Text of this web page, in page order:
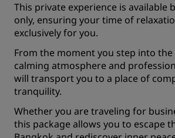
This private experience is available
only, ensuring your time of
exclusively for you.
From the moment you step into the
calming atmosphere and
will transport you to a place of
tranquility.
Whether you are traveling for
this package allows you to escape